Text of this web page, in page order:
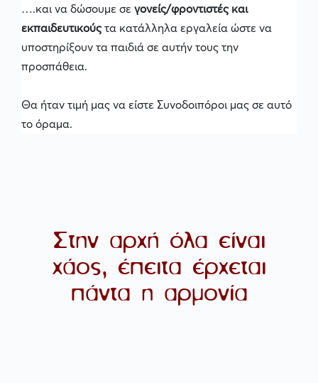
….και να δώσουμε σε γονείς/φροντιστές και
εκπαιδευτικούςτα κατάλληλα εργαλεία ώστε να
υποστηρίξουν τα παιδιά σε αυτήν τους την
προσπάθεια.
Θα ήταν τιμή μας να είστε Συνοδοιπόροι μας σε αυτό
το όραμα.
Στην αρχή όλα είναι
χάος, έπειτα έρχεται
πάντα η αρμονία